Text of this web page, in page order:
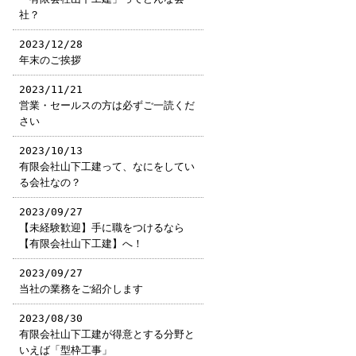
社？
2023/12/28
年末のご挨拶
2023/11/21
営業・セールスの方は必ずご一読くだ
さい
2023/10/13
有限会社山下工建って、なにをしてい
る会社なの？
2023/09/27
【未経験歓迎】手に職をつけるなら
【有限会社山下工建】へ！
2023/09/27
当社の業務をご紹介します
2023/08/30
有限会社山下工建が得意とする分野と
いえば「型枠工事」